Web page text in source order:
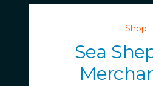
Shop
Sea